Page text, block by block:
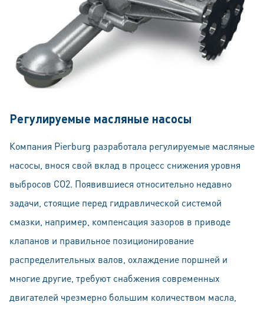
Регулируемые масляные насосы
Компания Pierburg разработала регулируемые масляные
насосы, внося свой вклад в процесс снижения уровня
выбросов CO2. Появившиеся относительно недавно
задачи, стоящие перед гидравлической системой
смазки, например, компенсация зазоров в приводе
клапанов и правильное позиционирование
распределительных валов, охлаждение поршней и
многие другие, требуют снабжения современных
двигателей чрезмерно большим количеством масла,